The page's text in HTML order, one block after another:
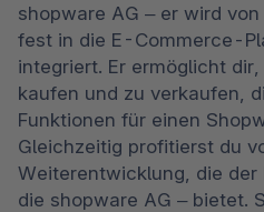
shopware AG – er wird
fest in die E-Commerce-
integriert. Er ermöglicht
kaufen und zu verkaufen,
Funktionen für einen
Gleichzeitig profitierst du
Weiterentwicklung, die der
die shopware AG – bietet.